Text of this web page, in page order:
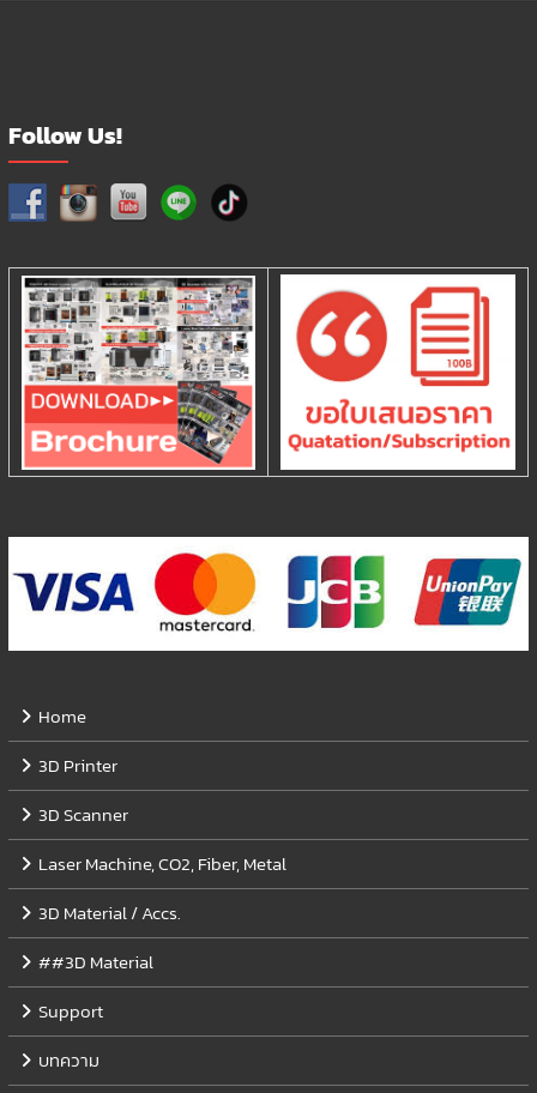
Follow Us!
Home
3D Printer
3D Scanner
Laser Machine, CO2, Fiber, Metal
3D Material / Accs.
##3D Material
Support
บทความ